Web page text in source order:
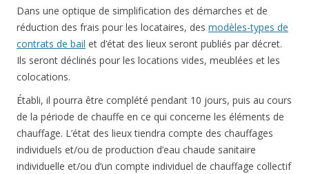
Dans une optique de simplification des démarches et de
réduction des frais pour les locataires, des modèles-types de
contrats de bail et d’état des lieux seront publiés par décret.
Ils seront déclinés pour les locations vides, meublées et les
colocations.
Établi, il pourra être complété pendant 10 jours, puis au cours
de la période de chauffe en ce qui concerne les éléments de
chauffage. L’état des lieux tiendra compte des chauffages
individuels et/ou de production d’eau chaude sanitaire
individuelle et/ou d’un compte individuel de chauffage collectif